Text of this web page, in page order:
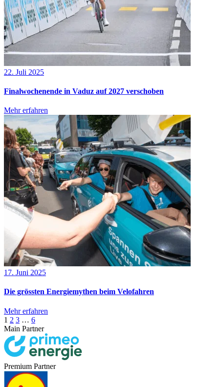
22. Juli 2025
Finalwochenende in Vaduz auf 2027 verschoben
Mehr erfahren
17. Juni 2025
Die grössten Energiemythen beim Velofahren
Mehr erfahren
1 2 3 … 6
Main Partner
Premium Partner